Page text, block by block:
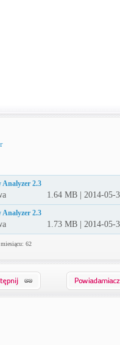
Analyzer 2.3
1.64 MB | 2014-05-
Analyzer 2.3
1.73 MB | 2014-05-
62